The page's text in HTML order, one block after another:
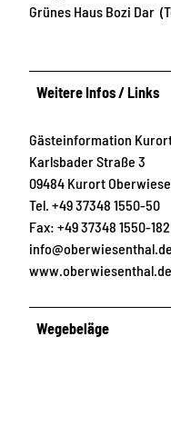
Grünes Haus Bozi Dar
Weitere Infos / Links
Gästeinformation
Karlsbader Straße 3
09484 Kurort
Tel. +49 37348 1550-50
Fax: +49 37348 1550-182
info@oberwiesenthal.de
www.oberwiesenthal.de
Wegebeläge